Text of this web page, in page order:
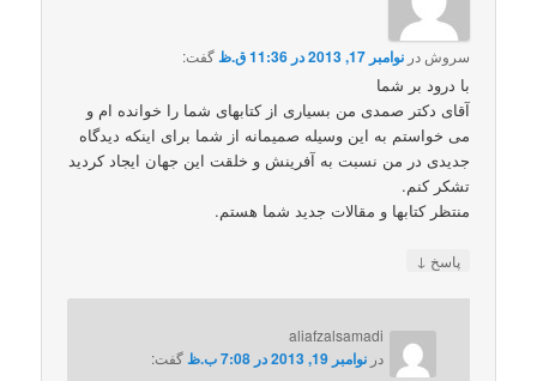
سروش درنوامبر 17, 2013 در 11:36 ق.ظ گفت:
با درود بر شما
آقای دکتر صمدی من بسیاری از کتابهای شما را خوانده ام و
می خواستم به این وسیله صمیمانه از شما برای اینکه دیدگاه
جدیدی در من نسبت به آفرینش و خلقت این جهان ایجاد کردید
تشکر کنم.
منتظر کتابها و مقالات جدید شما هستم.
پاسخ ↓
aliafzalsamadi
درنوامبر 19, 2013 در 7:08 ب.ظ گفت: